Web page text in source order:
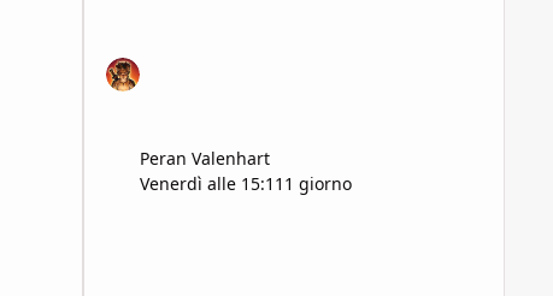
Peran Valenhart
Venerdì alle 15:11 1 giorno